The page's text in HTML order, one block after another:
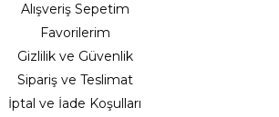
Alışveriş Sepetim
Favorilerim
Gizlilik ve Güvenlik
Sipariş ve Teslimat
İptal ve İade Koşulları